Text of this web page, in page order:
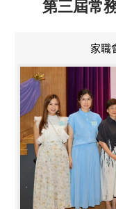
第三屆常
家職